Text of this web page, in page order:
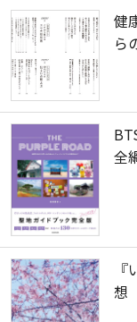
健
ら
全
想